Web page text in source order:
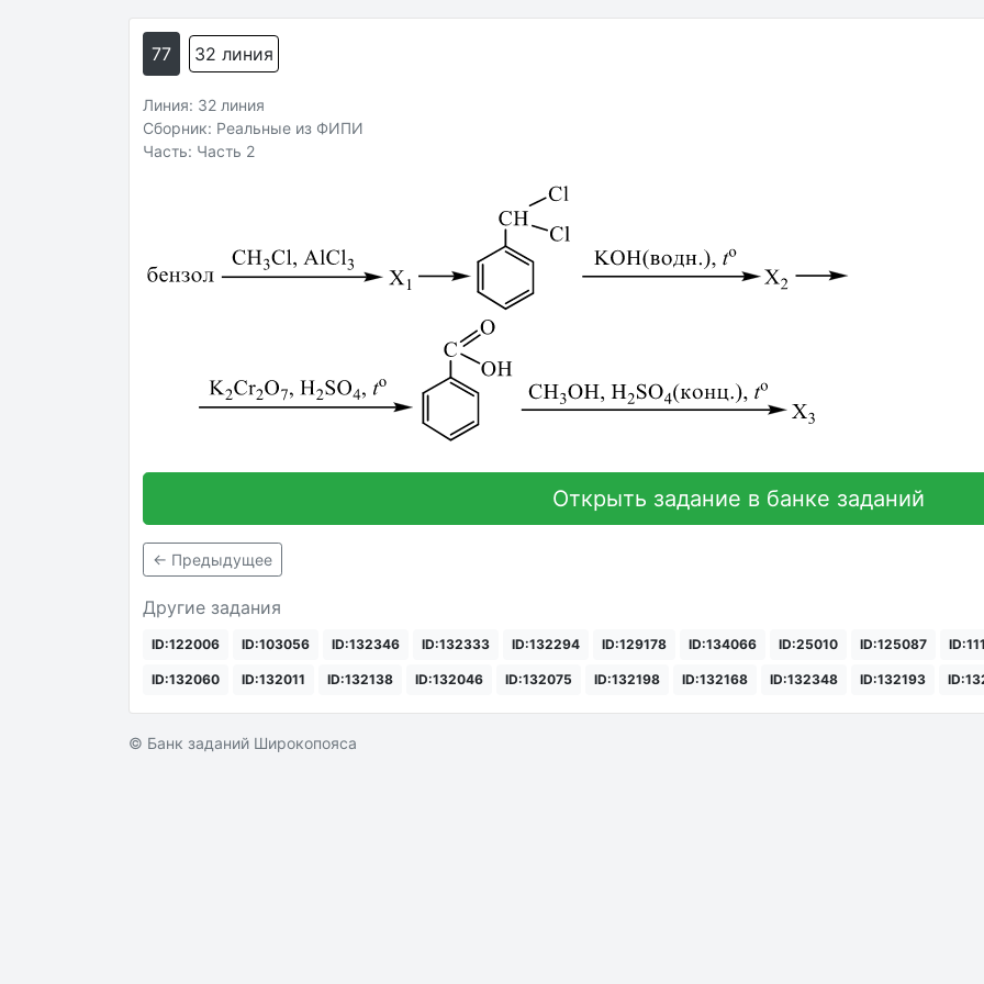
77 32 линия
Линия: 32 линия
Сборник: Реальные из ФИПИ
Часть: Часть 2
Открыть задание в банке заданий
← Предыдущее
Другие задания
ID:122006 ID:103056 ID:132346 ID:132333 ID:132294 ID:129178 ID:134066 ID:25010 ID:125087
ID:132060 ID:132011 ID:132138 ID:132046 ID:132075 ID:132198 ID:132168 ID:132348 ID:132193
© Банк заданий Широкопояса